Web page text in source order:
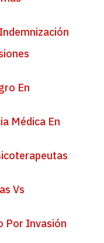
En
Médica En
Vs
Por Invasión